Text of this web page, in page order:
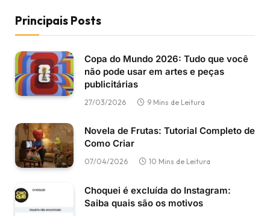
Principais Posts
Copa do Mundo 2026: Tudo que você
não pode usar em artes e peças
publicitárias
27/03/2026 9 Mins de Leitura
Novela de Frutas: Tutorial Completo de
Como Criar
07/04/2026 10 Mins de Leitura
Choquei é excluída do Instagram:
Saiba quais são os motivos